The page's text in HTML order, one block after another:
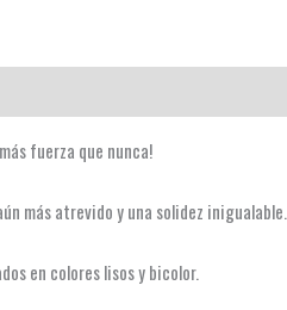
fuerza que nunca!
más atrevido y una solidez inigualable.
en colores lisos y bicolor.